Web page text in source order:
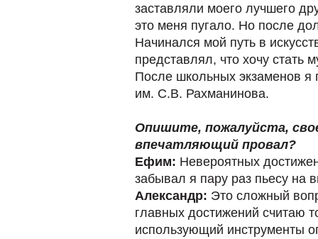
заставляли моего лучшего
это меня пугало. Но после
Начинался мой путь в
представлял, что хочу стать
После школьных экзаменов я
им. С.В. Рахманинова.
Опишите, пожалуйста,
впечатляющий провал?
Ефим: Невероятных
забывал я пару раз пьесу на
Александр: Это сложный
главных достижений считаю
использующий инструменты